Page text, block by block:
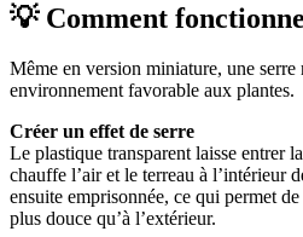
💡 Comment
Même en version miniature, une
environnement favorable aux plantes.
Créer un effet de serre
Le plastique transparent laisse entrer
chauffe l’air et le terreau à l’intérieur
ensuite emprisonnée, ce qui permet
plus douce qu’à l’extérieur.